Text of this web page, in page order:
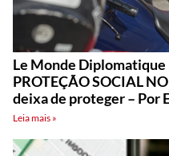
Le Monde
PROTEÇÃO SOCIAL
deixa de proteger – Por
Leia mais »